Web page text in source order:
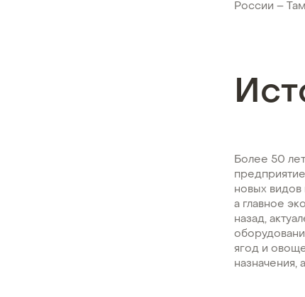
России –
Более 50
новых
а главное
назад,
ягод и
назначения,